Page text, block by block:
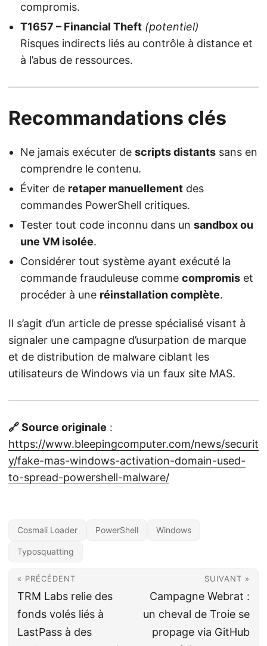
compromis.
T1657 – Financial Theft (potentiel)
Risques indirects liés au contrôle à distance et
à l’abus de ressources.
Recommandations clés
Ne jamais exécuter de scripts distants sans en
comprendre le contenu.
Éviter de retaper manuellement des
commandes PowerShell critiques.
Tester tout code inconnu dans un sandbox ou
une VM isolée.
Considérer tout système ayant exécuté la
commande frauduleuse comme compromis et
procéder à une réinstallation complète.
Il s’agit d’un article de presse spécialisé visant à
signaler une campagne d’usurpation de marque
et de distribution de malware ciblant les
utilisateurs de Windows via un faux site MAS.
🔗 Source originale :
https://www.bleepingcomputer.com/news/securit
y/fake-mas-windows-activation-domain-used-
to-spread-powershell-malware/
Cosmali Loader PowerShell Windows
Typosquatting
« PRÉCÉDENT
TRM Labs relie des
fonds volés liés à
LastPass à des
SUIVANT »
Campagne Webrat :
un cheval de Troie se
propage via GitHub